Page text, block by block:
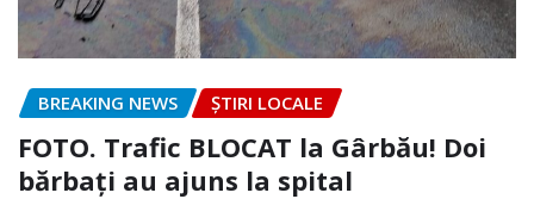
BREAKING NEWS ȘTIRI LOCALE
FOTO. Trafic BLOCAT la Gârbău! Doi
bărbați au ajuns la spital